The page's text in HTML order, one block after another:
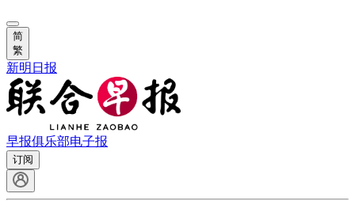
简
繁
新明日报
早报俱乐部电子报
订阅